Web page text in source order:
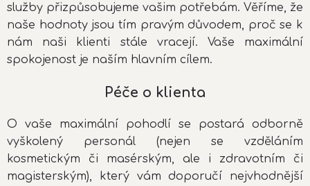
služby přizpůsobujeme vašim potřebám. Věříme, že
naše hodnoty jsou tím pravým důvodem, proč se k
nám naši klienti stále vracejí. Vaše maximální
spokojenost je naším hlavním cílem.
Péče o klienta
O vaše maximální pohodlí se postará odborně
vyškolený personál (nejen se vzděláním
kosmetickým či masérským, ale i zdravotním či
magisterským), který vám doporučí nejvhodnější